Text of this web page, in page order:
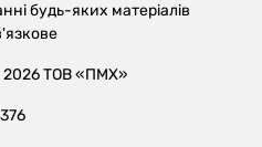
будь-яких матеріалів
2026 ТОВ «ПМХ»